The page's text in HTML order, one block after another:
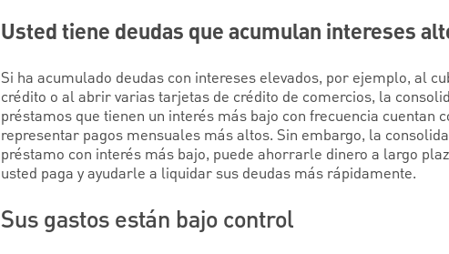
Usted tiene deudas que acumulan intereses
Si ha acumulado deudas con intereses elevados, por ejemplo, al
crédito o al abrir varias tarjetas de crédito de comercios, la
préstamos que tienen un interés más bajo con frecuencia cuentan
representar pagos mensuales más altos. Sin embargo, la
préstamo con interés más bajo, puede ahorrarle dinero a largo
usted paga y ayudarle a liquidar sus deudas más rápidamente.
Sus gastos están bajo control